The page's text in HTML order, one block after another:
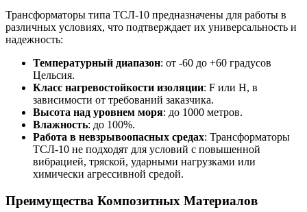
Трансформаторы типа ТСЛ-10 предназначены для работы в
различных условиях, что подтверждает их универсальность и
надежность:
Температурный диапазон: от -60 до +60 градусов
Цельсия.
Класс нагревостойкости изоляции: F или H, в
зависимости от требований заказчика.
Высота над уровнем моря: до 1000 метров.
Влажность: до 100%.
Работа в невзрывоопасных средах: Трансформаторы
ТСЛ-10 не подходят для условий с повышенной
вибрацией, тряской, ударными нагрузками или
химически агрессивной средой.
Преимущества Композитных Материалов